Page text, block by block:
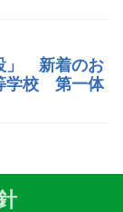
」 新着のお
学校 第一体